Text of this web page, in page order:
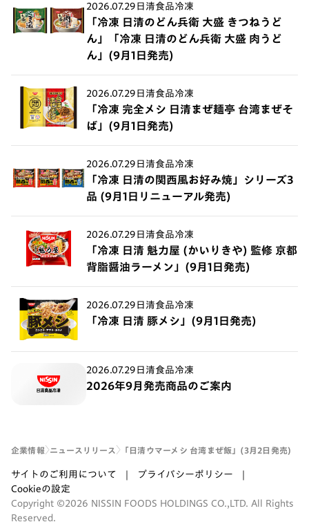
2026.07.29 日清食品冷凍
「冷凍 日清のどん兵衛 大盛 きつねうど
ん」「冷凍 日清のどん兵衛 大盛 肉うど
ん」(9月1日発売)
2026.07.29 日清食品冷凍
「冷凍 完全メシ 日清まぜ麺亭 台湾まぜそ
ば」(9月1日発売)
2026.07.29 日清食品冷凍
「冷凍 日清の関西風お好み焼」シリーズ3
品 (9月1日リニューアル発売)
2026.07.29 日清食品冷凍
「冷凍 日清 魁力屋 (かいりきや) 監修 京都
背脂醤油ラーメン」(9月1日発売)
2026.07.29 日清食品冷凍
「冷凍 日清 豚メシ」(9月1日発売)
2026.07.29 日清食品冷凍
2026年9月発売商品のご案内
企業情報 ニュースリリース 「日清ウマーメシ 台湾まぜ飯」(3月2日発売)
サイトのご利用について
プライバシーポリシー
Cookieの設定
Copyright ©2026 NISSIN FOODS HOLDINGS CO.,LTD. All Rights
Reserved.